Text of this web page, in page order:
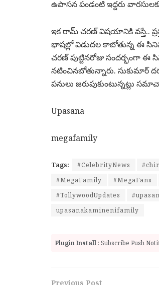
ఉపాసన పండంటి ఇద్దరు
ఇక రామ్ చరణ్ విషయానికి వస్తే..
భాషల్లో విడుదల కాబోతున్న ఈ
చరణ్ పుట్టినరోజు సందర్భంగా
నటించినబోతున్నారు. సుకుమార్
పనులు జరుపుకుంటున్నట్లు
Upasana
megafamily
Tags: #CelebrityNews
#MegaFamily
#MegaFans
#TollywoodUpdates
upasanakaminenifamily
Plugin Install : Subscribe Push
Previous Post